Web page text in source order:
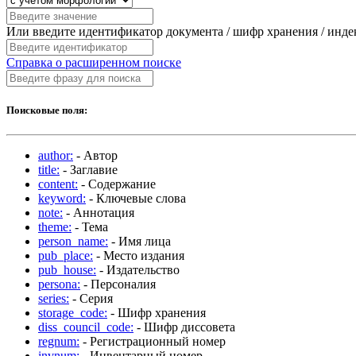
Или введите идентификатор документа / шифр хранения /
Справка о расширенном поиске
Поисковые поля:
author: - Автор
title: - Заглавие
content: - Содержание
keyword: - Ключевые слова
note: - Аннотация
theme: - Тема
person_name: - Имя лица
pub_place: - Место издания
pub_house: - Издательство
persona: - Персоналия
series: - Серия
storage_code: - Шифр хранения
diss_council_code: - Шифр диссовета
regnum: - Регистрационный номер